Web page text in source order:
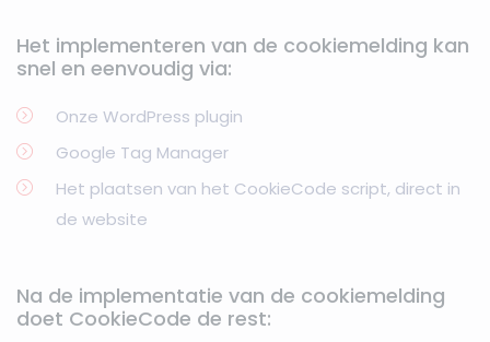
Het implementeren van de cookiemelding kan
snel en eenvoudig via:
Onze WordPress plugin
Google Tag Manager
Het plaatsen van het CookieCode script, direct in
de website
Na de implementatie van de cookiemelding
doet CookieCode de rest: